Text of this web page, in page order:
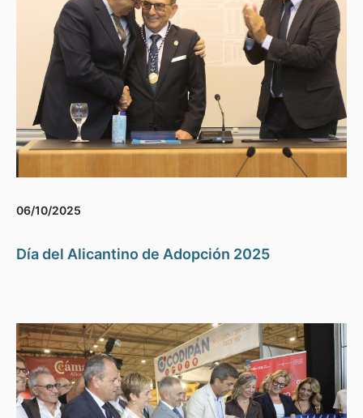
06/10/2025
Día del Alicantino de Adopción 2025